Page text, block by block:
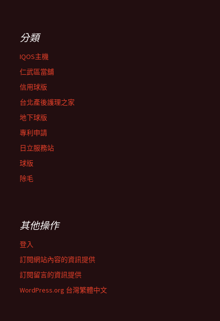
分類
IQOS主機
仁武區當舖
信用球版
台北產後護理之家
地下球版
專利申請
日立服務站
球版
除毛
其他操作
登入
訂閱網站內容的資訊提供
訂閱留言的資訊提供
WordPress.org 台灣繁體中文